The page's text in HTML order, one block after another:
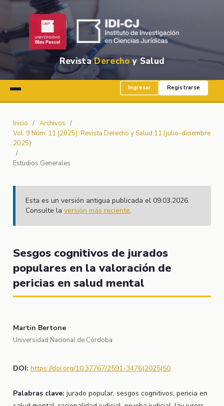
RevistaDerecho y Salud
Ingresar Registrarse
Inicio / Archivos /
Vol. 9 Núm. 11 (2025): Revista Derecho y Salud 11 (julio-diciembre
2025)
/
Estudios Generales
Esta es un versión antigua publicada el 09.03.2026.
Consulte la versión más reciente.
Sesgos cognitivos de jurados
populares en la valoración de
pericias en salud mental
Martin Bertone
Universidad Nacional de Córdoba
DOI: https://doi.org/10.37767/2591-3476(2025)50
Palabras clave: jurado popular, sesgos cognitivos, pericia en